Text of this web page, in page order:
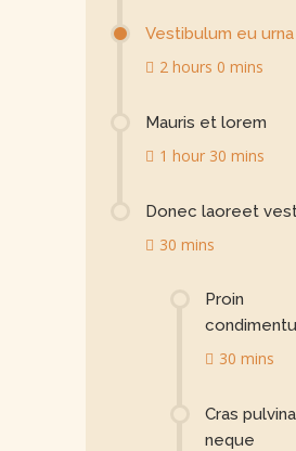
Vestibulum eu urna
2 hours 0 mins
Mauris et lorem
1 hour 30 mins
Donec laoreet
30 mins
Proin
30 mins
Cras
neque